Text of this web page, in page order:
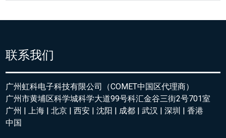
联系我们
广州虹科电子科技有限公司（COMET中国区代理商）
广州市黄埔区科学城科学大道99号科汇金谷三街2号701室
广州 | 上海 | 北京 | 西安 | 沈阳 | 成都 | 武汉 | 深圳 | 香港
中国